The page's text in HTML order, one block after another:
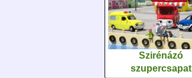
Szirénázó
szupercsapat